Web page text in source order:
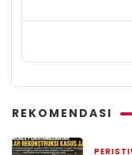
REKOMENDASI